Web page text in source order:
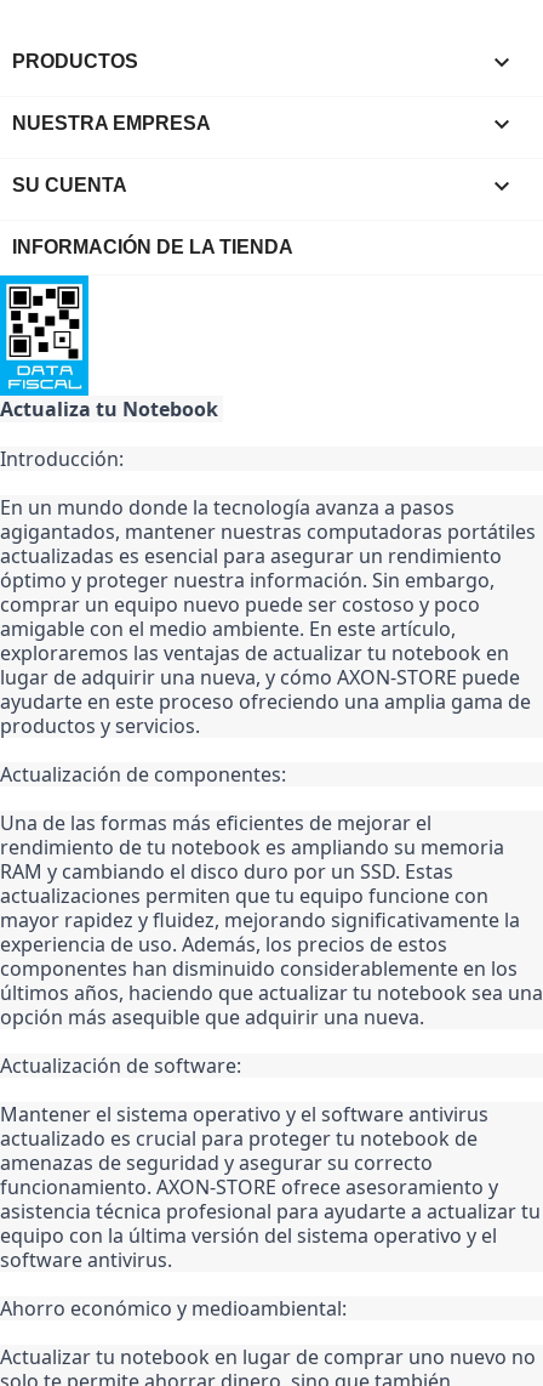
PRODUCTOS 
NUESTRA EMPRESA 
SU CUENTA 
INFORMACIÓN DE LA TIENDA
Actualiza tu Notebook
Introducción:
En un mundo donde la tecnología avanza a pasos
agigantados, mantener nuestras computadoras portátiles
actualizadas es esencial para asegurar un rendimiento
óptimo y proteger nuestra información. Sin embargo,
comprar un equipo nuevo puede ser costoso y poco
amigable con el medio ambiente. En este artículo,
exploraremos las ventajas de actualizar tu notebook en
lugar de adquirir una nueva, y cómo AXON-STORE puede
ayudarte en este proceso ofreciendo una amplia gama de
productos y servicios.
Actualización de componentes:
Una de las formas más eficientes de mejorar el
rendimiento de tu notebook es ampliando su memoria
RAM y cambiando el disco duro por un SSD. Estas
actualizaciones permiten que tu equipo funcione con
mayor rapidez y fluidez, mejorando significativamente la
experiencia de uso. Además, los precios de estos
componentes han disminuido considerablemente en los
últimos años, haciendo que actualizar tu notebook sea una
opción más asequible que adquirir una nueva.
Actualización de software:
Mantener el sistema operativo y el software antivirus
actualizado es crucial para proteger tu notebook de
amenazas de seguridad y asegurar su correcto
funcionamiento. AXON-STORE ofrece asesoramiento y
asistencia técnica profesional para ayudarte a actualizar tu
equipo con la última versión del sistema operativo y el
software antivirus.
Ahorro económico y medioambiental:
Actualizar tu notebook en lugar de comprar uno nuevo no